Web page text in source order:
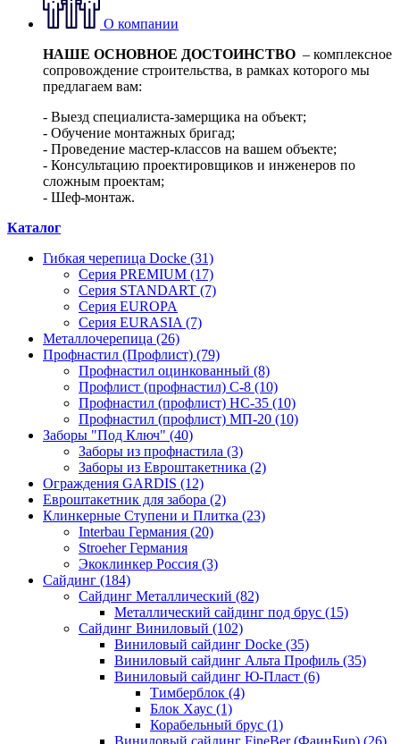
О компании
НАШЕ ОСНОВНОЕ ДОСТОИНСТВО – комплексное
сопровождение строительства, в рамках которого мы
предлагаем вам:
- Выезд специалиста-замерщика на объект;
- Обучение монтажных бригад;
- Проведение мастер-классов на вашем объекте;
- Консультацию проектировщиков и инженеров по
сложным проектам;
- Шеф-монтаж.
Каталог
Гибкая черепица Docke (31)
Серия PREMIUM (17)
Серия STANDART (7)
Серия EUROPA
Серия EURASIA (7)
Металлочерепица (26)
Профнастил (Профлист) (79)
Профнастил оцинкованный (8)
Профлист (профнастил) С-8 (10)
Профнастил (профлист) НС-35 (10)
Профнастил (профлист) МП-20 (10)
Заборы "Под Ключ" (40)
Заборы из профнастила (3)
Заборы из Евроштакетника (2)
Ограждения GARDIS (12)
Евроштакетник для забора (2)
Клинкерные Ступени и Плитка (23)
Interbau Германия (20)
Stroeher Германия
Экоклинкер Россия (3)
Сайдинг (184)
Сайдинг Металлический (82)
Металлический сайдинг под брус (15)
Сайдинг Виниловый (102)
Виниловый сайдинг Docke (35)
Виниловый сайдинг Альта Профиль (35)
Виниловый сайдинг Ю-Пласт (6)
Тимберблок (4)
Блок Хаус (1)
Корабельный брус (1)